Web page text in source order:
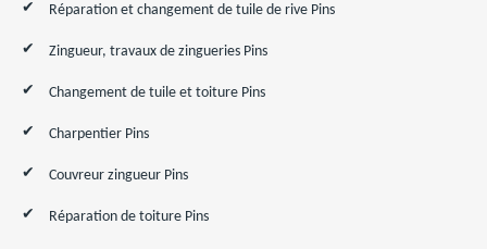
Réparation et changement de tuile de rive Pins
Zingueur, travaux de zingueries Pins
Changement de tuile et toiture Pins
Charpentier Pins
Couvreur zingueur Pins
Réparation de toiture Pins